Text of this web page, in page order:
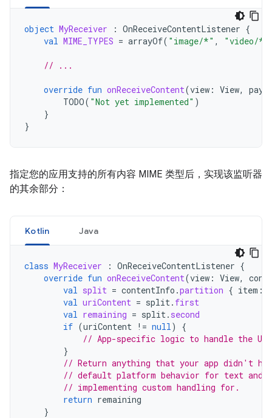
object MyReceiver : OnReceiveContentListener {
val MIME_TYPES = arrayOf( "image/*" , "video/*"
// ...
override fun onReceiveContent(view : View,
TODO( "Not yet implemented" )
}
}
指定您的应用支持的所有内容 MIME 类型后，实现该监听器
的其余部分：
Kotlin Java
class MyReceiver : OnReceiveContentListener {
override fun onReceiveContent(view : View,
val split = contentInfo .partition { item :
val uriContent = split. first
val remaining = split. second
if (uriContent != null)
{
// App-specific logic to handle the
}
// Return anything that your app didn't
// default platform behavior for text and
// implementing custom handling for.
return remaining
}